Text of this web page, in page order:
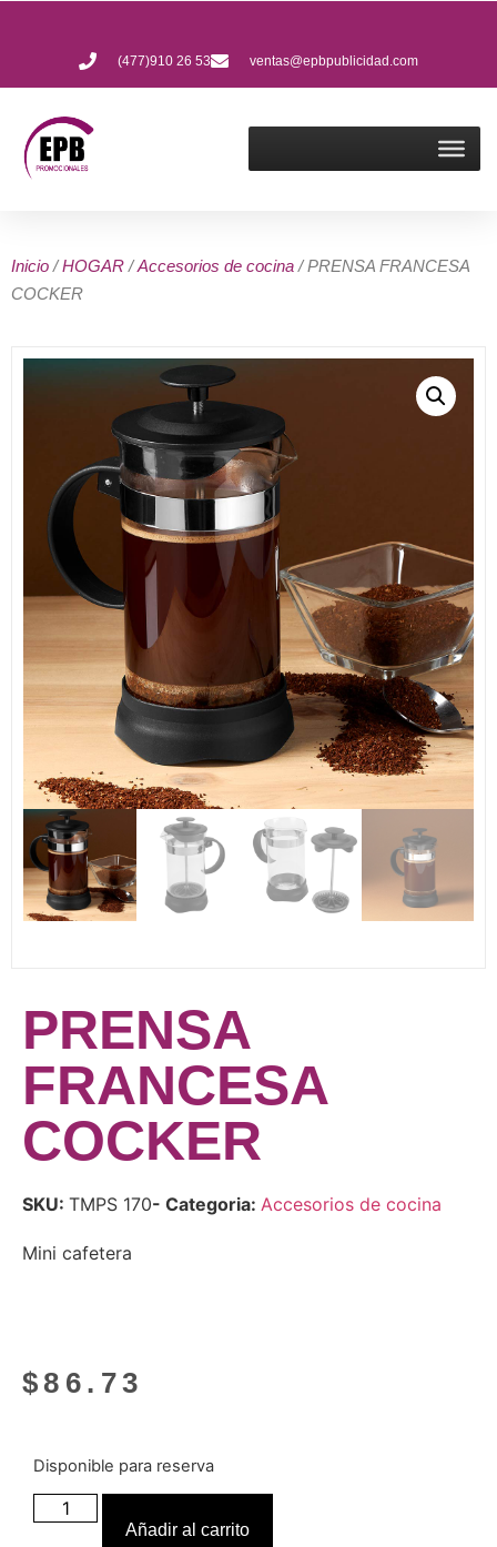
(477)910 26 53 ventas@epbpublicidad.com
Inicio /HOGAR /Accesorios de cocina / PRENSA FRANCESA
COCKER
PRENSA
FRANCESA
COCKER
SKU: TMPS 170- Categoria: Accesorios de cocina
Mini cafetera
$86.73
Disponible para reserva
Añadir al carrito